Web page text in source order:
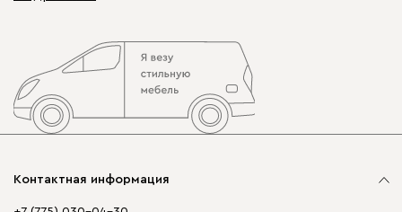
Контактная информация